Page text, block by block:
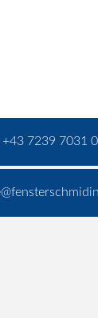
+43 7239 7031 0